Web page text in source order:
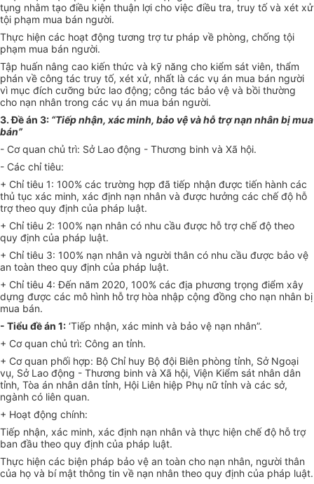
tụng nhằm tạo điều kiện thuận lợi cho việc điều tra, truy tố và xét xử
tội phạm mua bán người.
Thực hiện các hoạt động tương trợ tư pháp về phòng, chống tội
phạm mua bán người.
Tập huấn nâng cao kiến thức và kỹ năng cho kiểm sát viên, thẩm
phán về công tác truy tố, xét xử, nhất là các vụ án mua bán người
vì mục đích cưỡng bức lao động; công tác bảo vệ và bồi thường
cho nạn nhân trong các vụ án mua bán người.
3.Đề án 3: “Tiếp nhận, xác minh, bảo vệ và hỗ trợ nạn nhân bị mua
bán”
- Cơ quan chủ trì: Sở Lao động - Thương binh và Xã hội.
- Các chỉ tiêu:
+ Chỉ tiêu 1: 100% các trường hợp đã tiếp nhận được tiến hành các
thủ tục xác minh, xác định nạn nhân và được hưởng các chế độ hỗ
trợ theo quy định của pháp luật.
+ Chỉ tiêu 2: 100% nạn nhân có nhu cầu được hỗ trợ chế độ theo
quy định của pháp luật.
+ Chỉ tiêu 3: 100% nạn nhân và người thân có nhu cầu được bảo vệ
an toàn theo quy định của pháp luật.
+ Chỉ tiêu 4: Đến năm 2020, 100% các địa phương trọng điểm xây
dựng được các mô hình hỗ trợ hòa nhập cộng đồng cho nạn nhân bị
mua bán.
- Tiểu đề án 1: ‘Tiếp nhận, xác minh và bảo vệ nạn nhân”.
+ Cơ quan chủ trì: Công an tỉnh.
+ Cơ quan phối hợp: Bộ Chỉ huy Bộ đội Biên phòng tỉnh, Sở Ngoại
vụ, Sở Lao động - Thương binh và Xã hội, Viện Kiểm sát nhân dân
tỉnh, Tòa án nhân dân tỉnh, Hội Liên hiệp Phụ nữ tỉnh và các sở,
ngành có liên quan.
+ Hoạt động chính:
Tiếp nhận, xác minh, xác định nạn nhân và thực hiện chế độ hỗ trợ
ban đầu theo quy định của pháp luật.
Thực hiện các biện pháp bảo vệ an toàn cho nạn nhân, người thân
của họ và bí mật thông tin về nạn nhân theo quy định của pháp luật.